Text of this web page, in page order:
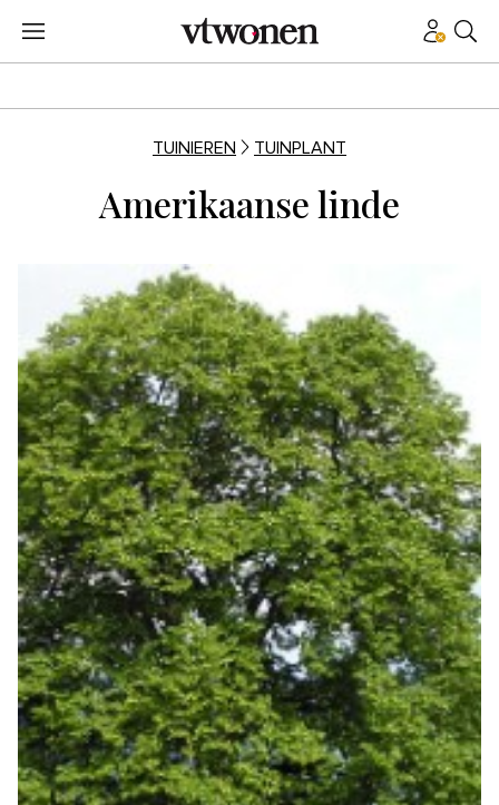
TUINIEREN TUINPLANT
Amerikaanse linde